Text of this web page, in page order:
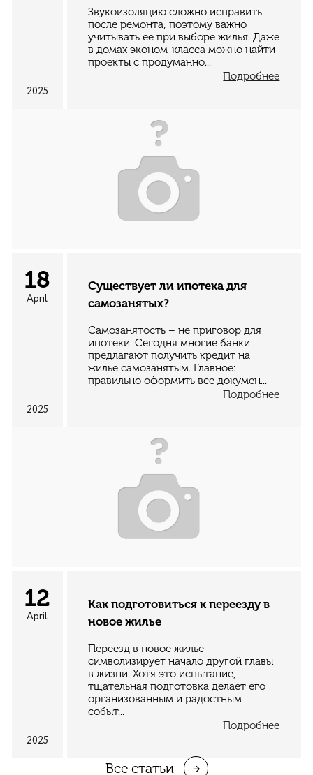
2025
Звукоизоляцию сложно исправить
после ремонта, поэтому важно
учитывать ее при выборе жилья. Даже
в домах эконом-класса можно найти
проекты с продуманно...
Подробнее
18
April
2025
Существует ли ипотека для
самозанятых?
Самозанятость – не приговор для
ипотеки. Сегодня многие банки
предлагают получить кредит на
жилье самозанятым. Главное:
правильно оформить все докумен...
Подробнее
12
April
2025
Как подготовиться к переезду в
новое жилье
Переезд в новое жилье
символизирует начало другой главы
в жизни. Хотя это испытание,
тщательная подготовка делает его
организованным и радостным
событ...
Подробнее
Все cтатьи